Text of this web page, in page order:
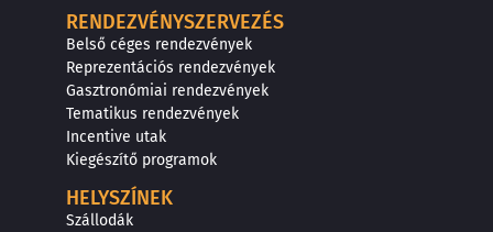
RENDEZVÉNYSZERVEZÉS
Belső céges rendezvények
Reprezentációs rendezvények
Gasztronómiai rendezvények
Tematikus rendezvények
Incentive utak
Kiegészítő programok
HELYSZÍNEK
Szállodák